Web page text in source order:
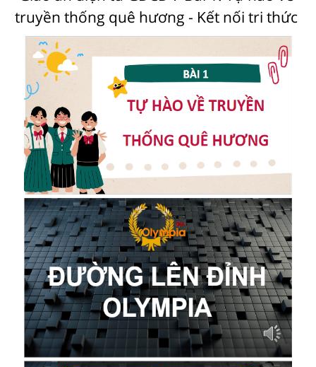
truyền thống quê hương - Kết nối tri thức